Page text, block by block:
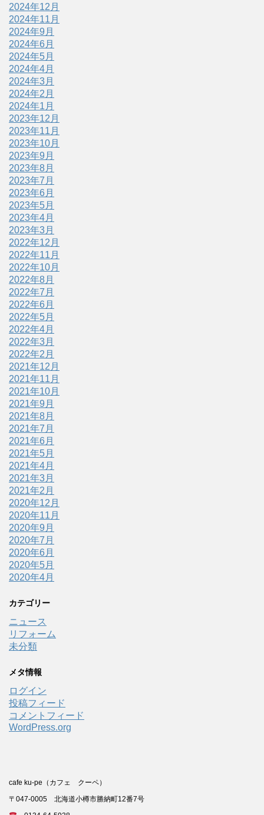
2024年12月
2024年11月
2024年9月
2024年6月
2024年5月
2024年4月
2024年3月
2024年2月
2024年1月
2023年12月
2023年11月
2023年10月
2023年9月
2023年8月
2023年7月
2023年6月
2023年5月
2023年4月
2023年3月
2022年12月
2022年11月
2022年10月
2022年8月
2022年7月
2022年6月
2022年5月
2022年4月
2022年3月
2022年2月
2021年12月
2021年11月
2021年10月
2021年9月
2021年8月
2021年7月
2021年6月
2021年5月
2021年4月
2021年3月
2021年2月
2020年12月
2020年11月
2020年9月
2020年7月
2020年6月
2020年5月
2020年4月
カテゴリー
ニュース
リフォーム
未分類
メタ情報
ログイン
投稿フィード
コメントフィード
WordPress.org
cafe ku-pe（カフェ クーペ）
〒047-0005 北海道小樽市勝納町12番7号